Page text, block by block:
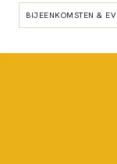
BIJEENKOMSTEN &